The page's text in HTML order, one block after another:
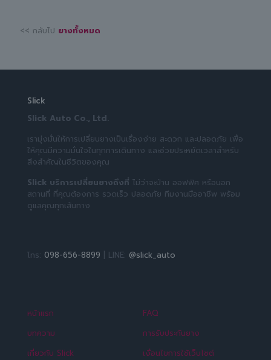
<< กลับไป ยางทั้งหมด
Slick
Slick Auto Co., Ltd.
เรามุ่งมั่นให้การเปลี่ยนยางเป็นเรื่องง่าย สะดวก และปลอดภัย เพื่อ
ให้คุณมีความมั่นใจในทุกการเดินทาง และช่วยประหยัดเวลาสำหรับ
สิ่งสำคัญในชีวิตของคุณ
Slick บริการเปลี่ยนยางถึงที่ ไม่ว่าจะบ้าน ออฟฟิศ หรือนอก
สถานที่ ที่คุณต้องการ รวดเร็ว ปลอดภัย ทีมงานมืออาชีพ พร้อม
ดูแลคุณทุกเส้นทาง
โทร: 098-656-8899 | LINE: @slick_auto
หน้าแรก
บทความ
เกี่ยวกับ Slick
FAQ
การรับประกันยาง
เงื่อนไขการใช้เว็บไซต์